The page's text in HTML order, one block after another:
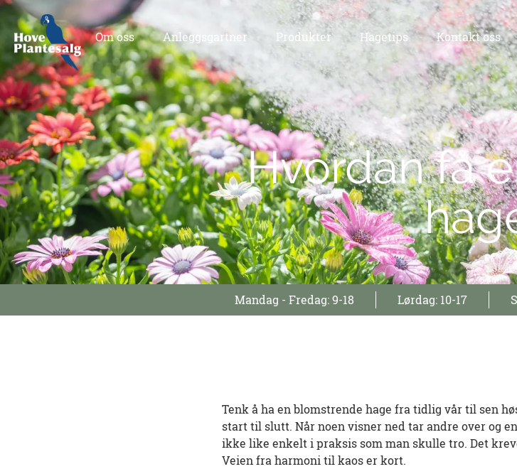
Om oss Anleggsgartner Produkter Hagetips Kontakt oss
Hvordan få
Mandag - Fredag: 9-18 Lørdag: 10-17
Tenk å ha en blomstrende hage fra tidlig vår til sen
start til slutt. Når noen visner ned tar andre over og
ikke like enkelt i praksis som man skulle tro. Det
Veien fra harmoni til kaos er kort.